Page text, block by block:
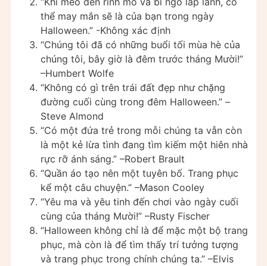
thể may mắn sẽ là của bạn trong ngày
Halloween.” -Không xác định
“Chúng tôi đã có những buổi tối mùa hè của
chúng tôi, bây giờ là đêm trước tháng Mười!”
–Humbert Wolfe
“Không có gì trên trái đất đẹp như chặng
đường cuối cùng trong đêm Halloween.” –
Steve Almond
“Có một đứa trẻ trong mỗi chúng ta vẫn còn
là một kẻ lừa tình đang tìm kiếm một hiên nhà
rực rỡ ánh sáng.” –Robert Brault
“Quần áo tạo nên một tuyên bố. Trang phục
kể một câu chuyện.” –Mason Cooley
“Yêu ma và yêu tinh đến chơi vào ngày cuối
cùng của tháng Mười!” –Rusty Fischer
“Halloween không chỉ là để mặc một bộ trang
phục, mà còn là để tìm thấy trí tưởng tượng
và trang phục trong chính chúng ta.” –Elvis